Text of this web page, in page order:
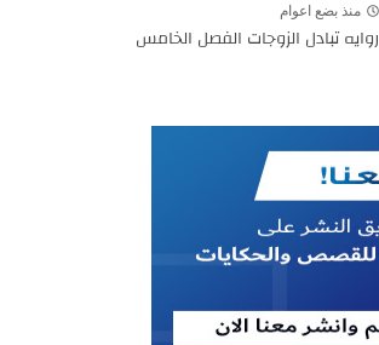
منذ بضع اعوام
روايه تبادل الزوجات الفصل الخامس